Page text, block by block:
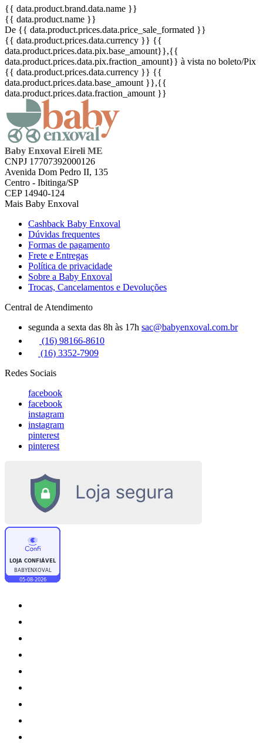
{{ data.product.brand.data.name }}
{{ data.product.name }}
De {{ data.product.prices.data.price_sale_formated }}
{{ data.product.prices.data.currency }} {{
data.product.prices.data.pix.base_amount}},{{
data.product.prices.data.pix.fraction_amount}} à vista no boleto/Pix
{{ data.product.prices.data.currency }} {{
data.product.prices.data.base_amount }},{{
data.product.prices.data.fraction_amount }}
Baby Enxoval Eireli ME
CNPJ 17707392000126
Avenida Dom Pedro II, 135
Centro - Ibitinga/SP
CEP 14940-124
Mais Baby Enxoval
Cashback Baby Enxoval
Dúvidas frequentes
Formas de pagamento
Frete e Entregas
Política de privacidade
Sobre a Baby Enxoval
Trocas, Cancelamentos e Devoluções
Central de Atendimento
segunda a sexta das 8h às 17h sac@babyenxoval.com.br
(16) 98166-8610
(16) 3352-7909
Redes Sociais
facebook
facebook
instagram
instagram
pinterest
pinterest